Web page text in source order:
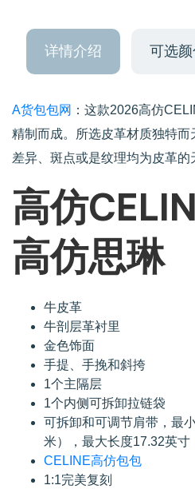
详情介绍 可选
A货包包网 ：这款2026高仿
精制而成。所选皮革材质独特
差异、斑点或是纹理均为皮革的
高仿
高仿思琳
牛皮革
牛剖层革衬里
金色饰面
手提、手挽和斜挎
1个主隔层
1个内侧可拆卸拉链袋
可拆卸和可调节肩带，最
米），最大长度17.32英寸
CELINE高仿包包
1:1完美复刻